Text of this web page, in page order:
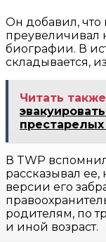
Он добавил, что
преувеличивал
биографии. В
складывается,
Читать
В TWP
рассказывал
версии его
родителям, по
и иной возраст.